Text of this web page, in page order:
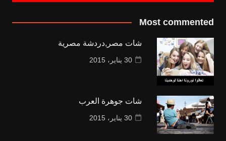
Most commented
شات مصر,دردشة مصرية
30 يناير، 2015
شات جوهرة العرب
30 يناير، 2015